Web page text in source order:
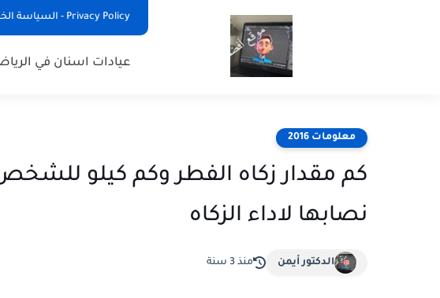
Privacy Policy - السياسة الخصوصية
عيادات اسنان في
معلومات 2016
كم مقدار زكاه الفطر وكم كيلو
نصابها لاداء الزكاه
الدكتور أيمن منذ 3 سنة